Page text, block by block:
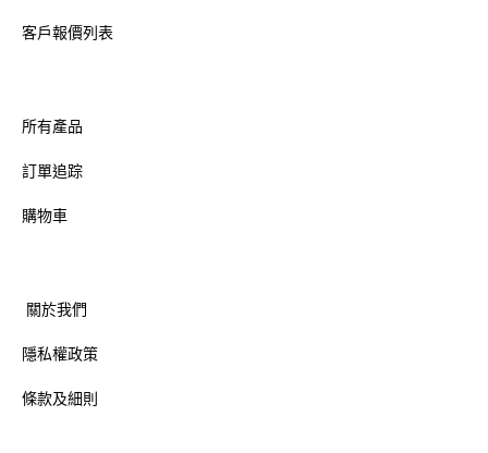
客戶報價列表
所有產品
訂單追踪
購物車
關於我們
隱私權政策
條款及細則